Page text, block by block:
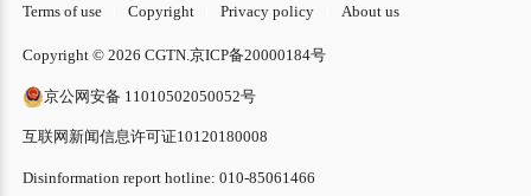
Terms of use Copyright Privacy policy About us
Copyright © 2026 CGTN.京ICP备20000184号
京公网安备 11010502050052号
互联网新闻信息许可证10120180008
Disinformation report hotline: 010-85061466